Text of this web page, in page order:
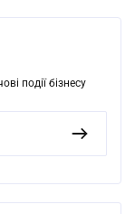
події бізнесу